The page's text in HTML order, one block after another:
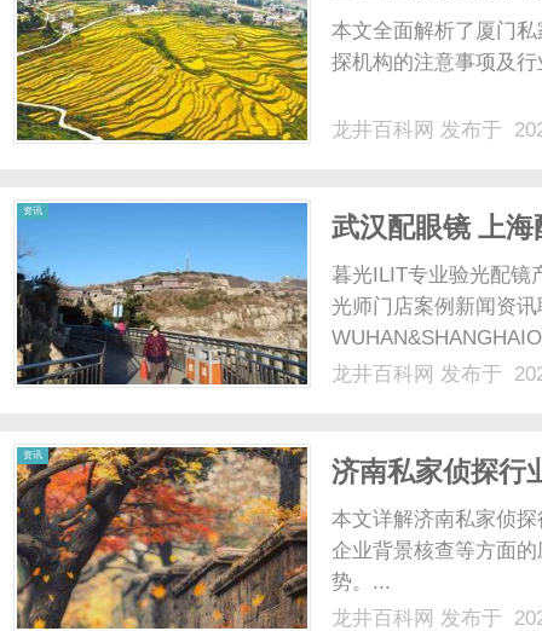
本文全面解析了厦门
探机构的注意事项及
龙井百科网 发布于
资讯
武汉配眼镜 上海
暮光ILIT专业验光配镜
光师门店案例新闻资
配镜的写字楼眼镜店
龙井百科网 发布于
资讯
济南私家侦探行
本文详解济南私家侦
企业背景核查等方面
势。...
龙井百科网 发布于